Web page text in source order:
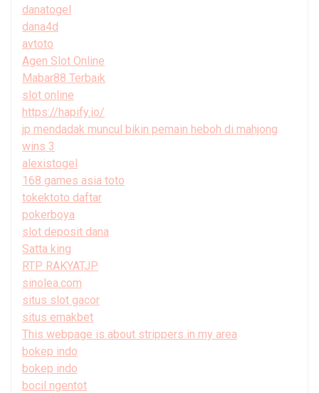
danatogel
dana4d
avtoto
Agen Slot Online
Mabar88 Terbaik
slot online
https://hapify.io/
jp mendadak muncul bikin pemain heboh di mahjong
wins 3
alexistogel
168 games asia toto
tokektoto daftar
pokerboya
slot deposit dana
Satta king
RTP RAKYATJP
sinolea.com
situs slot gacor
situs emakbet
This webpage is about strippers in my area
bokep indo
bokep indo
bocil ngentot